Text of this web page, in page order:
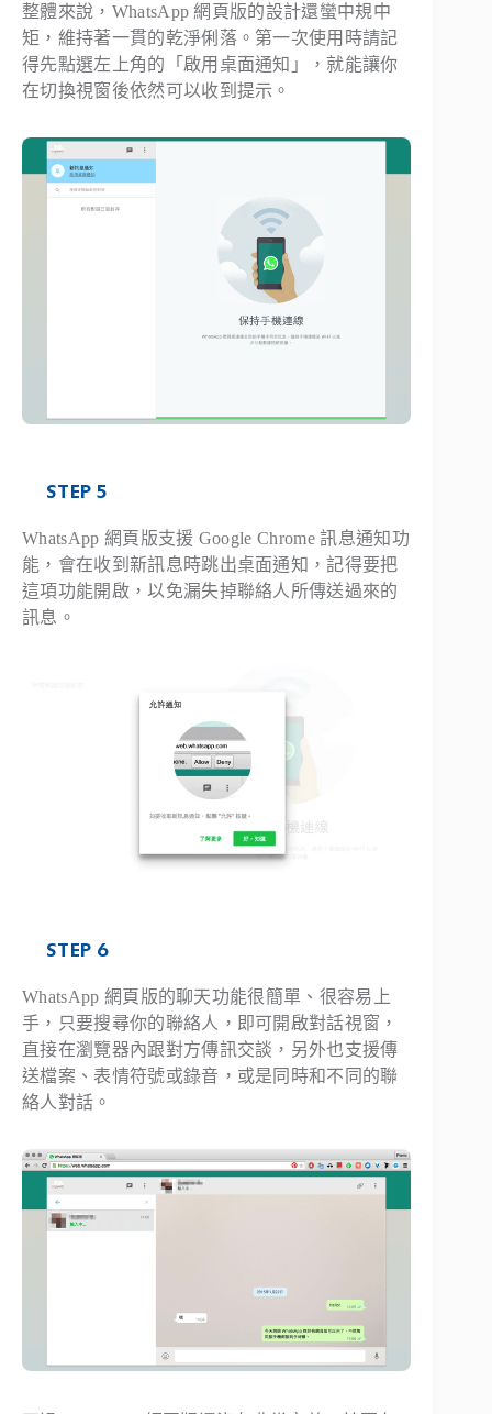
整體來說，WhatsApp 網頁版的設計還蠻中規中
矩，維持著一貫的乾淨俐落。第一次使用時請記
得先點選左上角的「啟用桌面通知」，就能讓你
在切換視窗後依然可以收到提示。
STEP 5
WhatsApp 網頁版支援 Google Chrome 訊息通知功
能，會在收到新訊息時跳出桌面通知，記得要把
這項功能開啟，以免漏失掉聯絡人所傳送過來的
訊息。
STEP 6
WhatsApp 網頁版的聊天功能很簡單、很容易上
手，只要搜尋你的聯絡人，即可開啟對話視窗，
直接在瀏覽器內跟對方傳訊交談，另外也支援傳
送檔案、表情符號或錄音，或是同時和不同的聯
絡人對話。